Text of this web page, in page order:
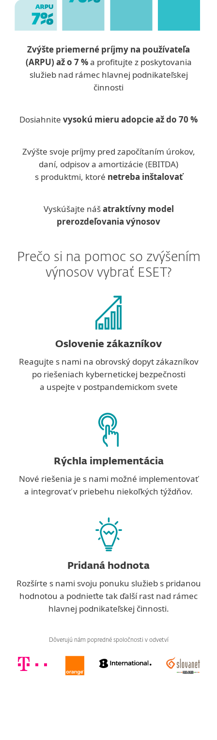
Zvýšte priemerné príjmy na používateľa
(ARPU) až o 7 %a profitujte z poskytovania
služieb nad rámec hlavnej podnikateľskej
činnosti
Dosiahnite vysokú mieru adopcie až do 70 %
Zvýšte svoje príjmy pred započítaním úrokov,
daní, odpisov a amortizácie (EBITDA)
s produktmi, ktoré netreba inštalovať
Vyskúšajte nášatraktívny model
prerozdeľovania výnosov
Prečo si na pomoc so zvýšením
výnosov vybrať ESET?
Oslovenie zákazníkov
Reagujte s nami na obrovský dopyt zákazníkov
po riešeniach kybernetickej bezpečnosti
a uspejte v postpandemickom svete
Rýchla implementácia
Nové riešenia je s nami možné implementovať
a integrovať v priebehu niekoľkých týždňov.
Pridaná hodnota
Rozšírte s nami svoju ponuku služieb s pridanou
hodnotou a podnieťte tak ďalší rast nad rámec
hlavnej podnikateľskej činnosti.
Dôverujú nám popredné spoločnosti v odvetví